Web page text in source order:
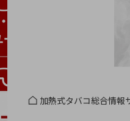
加熱式タバコ総合情報